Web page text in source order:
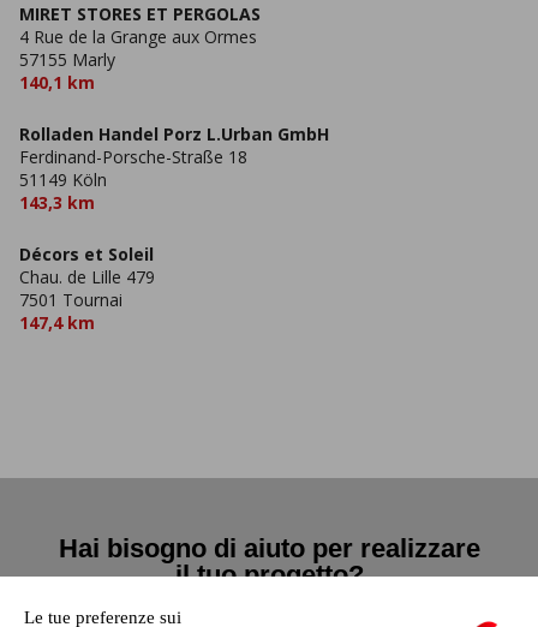
MIRET STORES ET PERGOLAS
4 Rue de la Grange aux Ormes
57155 Marly
140,1 km
Rolladen Handel Porz L.Urban GmbH
Ferdinand-Porsche-Straße 18
51149 Köln
143,3 km
Décors et Soleil
Chau. de Lille 479
7501 Tournai
147,4 km
Hai bisogno di aiuto per realizzare
il tuo progetto?